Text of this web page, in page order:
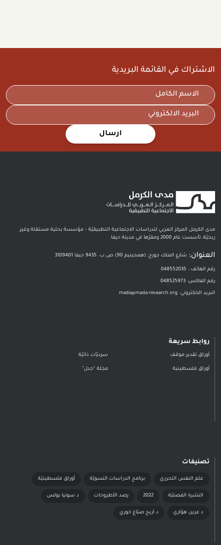
الاشتراك في القائمة البريدية
ارسال
مدى الكرمل المركز العربي للدراسات الاجتماعية التطبيقيّة – مؤسسة بحثية مستقلة وغير
ربحيّة، تأسست عام 2000 ومقرّها في مدينة حيفا.
العنوان: شارع الملك جورج، (همجينيم 90) ص.ب. 9435 حيفا 3109401
رقم الهاتف : 048552035
رقم الفاكس: 048525973
البريد الالكتروني: mada@mada-research.org
روابط سريعة
أوراق تقدير موقف سرديّات ذاتيّة
أوراق فلسطينية مجلة “جدل”
تصنيفات
علم النفس التحرري برنامج الدراسات النسويّة أوراق فلسطينيّة
النشرة الفصليّة 2022 رصد الأطروحات د سونيا بولس
د عرين هوّاري د أريج صبّاغ خوري